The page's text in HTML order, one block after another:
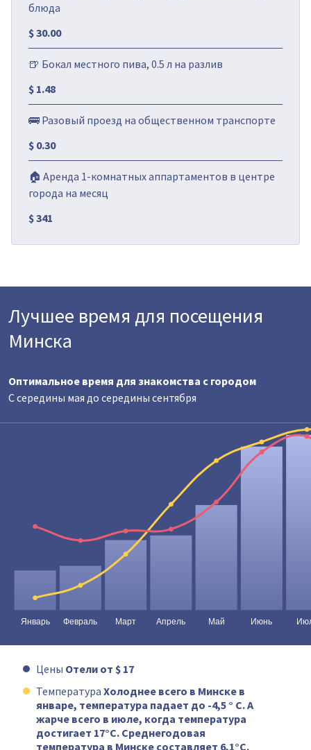
блюда
$ 30.00
🍺 Бокал местного пива, 0.5 л на разлив
$ 1.48
🚌 Разовый проезд на общественном транспорте
$ 0.30
🏠 Аренда 1-комнатных аппартаментов в центре
города на месяц
$ 341
Лучшее время для посещения
Минска
Оптимальное время для знакомства с городом
C середины мая до середины сентября
Цены Отели от $ 17
Температура Холоднее всего в Минске в
январе, температура падает до -4,5 ° C. А
жарче всего в июле, когда температура
достигает 17°C. Среднегодовая
температура в Минске составляет 6,1°C.